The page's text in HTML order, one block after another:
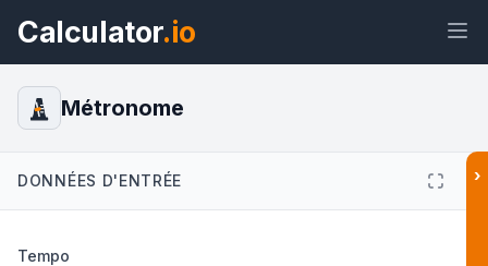
Calculator.io
Métronome
DONNÉES D'ENTRÉE
Tempo
›